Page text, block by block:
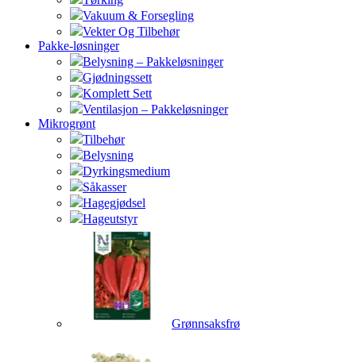
Vakuum & Forsegling
Vekter Og Tilbehør
Pakke-løsninger
Belysning – Pakkeløsninger
Gjødningssett
Komplett Sett
Ventilasjon – Pakkeløsninger
Mikrogrønt
Tilbehør
Belysning
Dyrkingsmedium
Såkasser
Hagegjødsel
Hageutstyr
Grønnsaksfrø